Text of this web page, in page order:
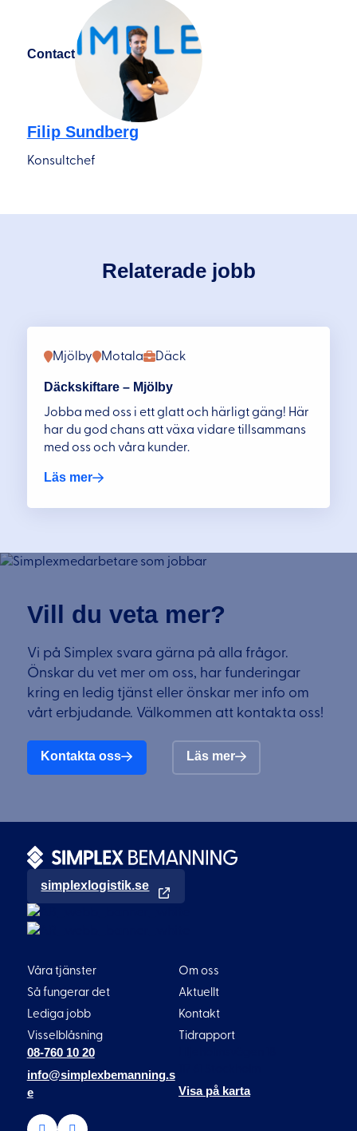
Contact
Filip Sundberg
Konsultchef
Relaterade jobb
Däck
Mjölby Motala
Däckskiftare – Mjölby
Jobba med oss i ett glatt och härligt gäng! Här
har du god chans att växa vidare tillsammans
med oss och våra kunder.
Läs mer
Vill du veta mer?
Vi på Simplex svara gärna på alla frågor.
Önskar du vet mer om oss, har funderingar
kring en ledig tjänst eller önskar mer info om
vårt erbjudande. Välkommen att kontakta oss!
Kontakta oss Läs mer
simplexlogistik.se
08-760 10 20
info@simplexbemanning.s
e
Visa på karta
Våra tjänster
Så fungerar det
Lediga jobb
Visselblåsning
Om oss
Aktuellt
Kontakt
Tidrapport